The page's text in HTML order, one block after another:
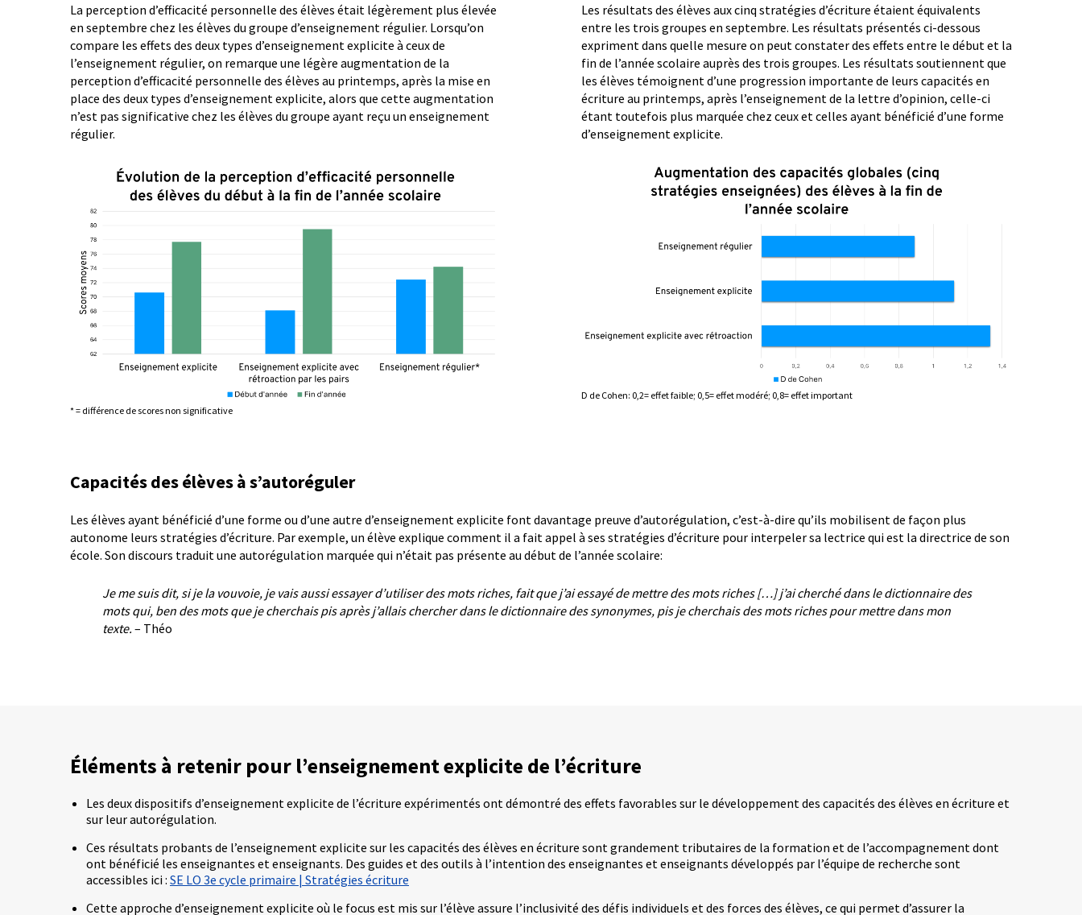
La perception d’efficacité personnelle des élèves était légèrement plus élevée
en septembre chez les élèves du groupe d’enseignement régulier. Lorsqu’on
compare les effets des deux types d’enseignement explicite à ceux de
l’enseignement régulier, on remarque une légère augmentation de la
perception d’efficacité personnelle des élèves au printemps, après la mise en
place des deux types d’enseignement explicite, alors que cette augmentation
n’est pas significative chez les élèves du groupe ayant reçu un enseignement
régulier.
* = différence de scores non significative
Les résultats des élèves aux cinq stratégies d’écriture étaient équivalents
entre les trois groupes en septembre. Les résultats présentés ci-dessous
expriment dans quelle mesure on peut constater des effets entre le début et la
fin de l’année scolaire auprès des trois groupes. Les résultats soutiennent que
les élèves témoignent d’une progression importante de leurs capacités en
écriture au printemps, après l’enseignement de la lettre d’opinion, celle-ci
étant toutefois plus marquée chez ceux et celles ayant bénéficié d’une forme
d’enseignement explicite.
D de Cohen: 0,2= effet faible; 0,5= effet modéré; 0,8= effet important
Capacités des élèves à s’autoréguler
Les élèves ayant bénéficié d’une forme ou d’une autre d’enseignement explicite font davantage preuve d’autorégulation, c’est-à-dire qu’ils mobilisent de façon plus
autonome leurs stratégies d’écriture. Par exemple, un élève explique comment il a fait appel à ses stratégies d’écriture pour interpeler sa lectrice qui est la directrice de son
école. Son discours traduit une autorégulation marquée qui n’était pas présente au début de l’année scolaire:
Je me suis dit, si je la vouvoie, je vais aussi essayer d’utiliser des mots riches, fait que j’ai essayé de mettre des mots riches […] j’ai cherché dans le dictionnaire des
mots qui, ben des mots que je cherchais pis après j’allais chercher dans le dictionnaire des synonymes, pis je cherchais des mots riches pour mettre dans mon
texte. – Théo
Éléments à retenir pour l’enseignement explicite de l’écriture
Les deux dispositifs d’enseignement explicite de l’écriture expérimentés ont démontré des effets favorables sur le développement des capacités des élèves en écriture et
sur leur autorégulation.
Ces résultats probants de l’enseignement explicite sur les capacités des élèves en écriture sont grandement tributaires de la formation et de l’accompagnement dont
ont bénéficié les enseignantes et enseignants. Des guides et des outils à l’intention des enseignantes et enseignants développés par l’équipe de recherche sont
accessibles ici : SE LO 3e cycle primaire | Stratégies écriture
Cette approche d’enseignement explicite où le focus est mis sur l’élève assure l’inclusivité des défis individuels et des forces des élèves, ce qui permet d’assurer la